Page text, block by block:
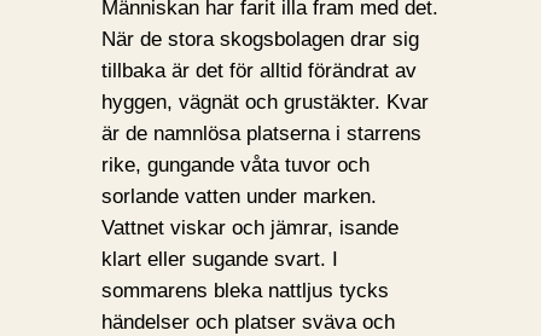
Människan har farit illa fram med det.
När de stora skogsbolagen drar sig
tillbaka är det för alltid förändrat av
hyggen, vägnät och grustäkter. Kvar
är de namnlösa platserna i starrens
rike, gungande våta tuvor och
sorlande vatten under marken.
Vattnet viskar och jämrar, isande
klart eller sugande svart. I
sommarens bleka nattljus tycks
händelser och platser sväva och